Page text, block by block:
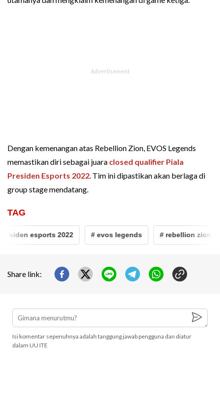
Dengan kemenangan atas Rebellion Zion, EVOS Legends
memastikan diri sebagai juara closed qualifier Piala
Presiden Esports 2022 . Tim ini dipastikan akan berlaga di
group stage mendatang.
TAG
esports 2022 # evos legends # rebellion zion
Share link:
Isi komentar sepenuhnya adalah tanggung jawab pengguna dan diatur
dalam UU ITE